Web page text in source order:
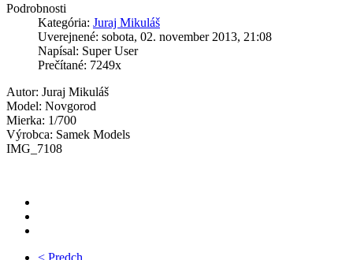
Podrobnosti
Kategória: Juraj Mikuláš
Uverejnené: sobota, 02. november 2013, 21:08
Napísal: Super User
Prečítané: 7249x
Autor: Juraj Mikuláš
Model: Novgorod
Mierka: 1/700
Výrobca: Samek Models
IMG_7108
< Predch.